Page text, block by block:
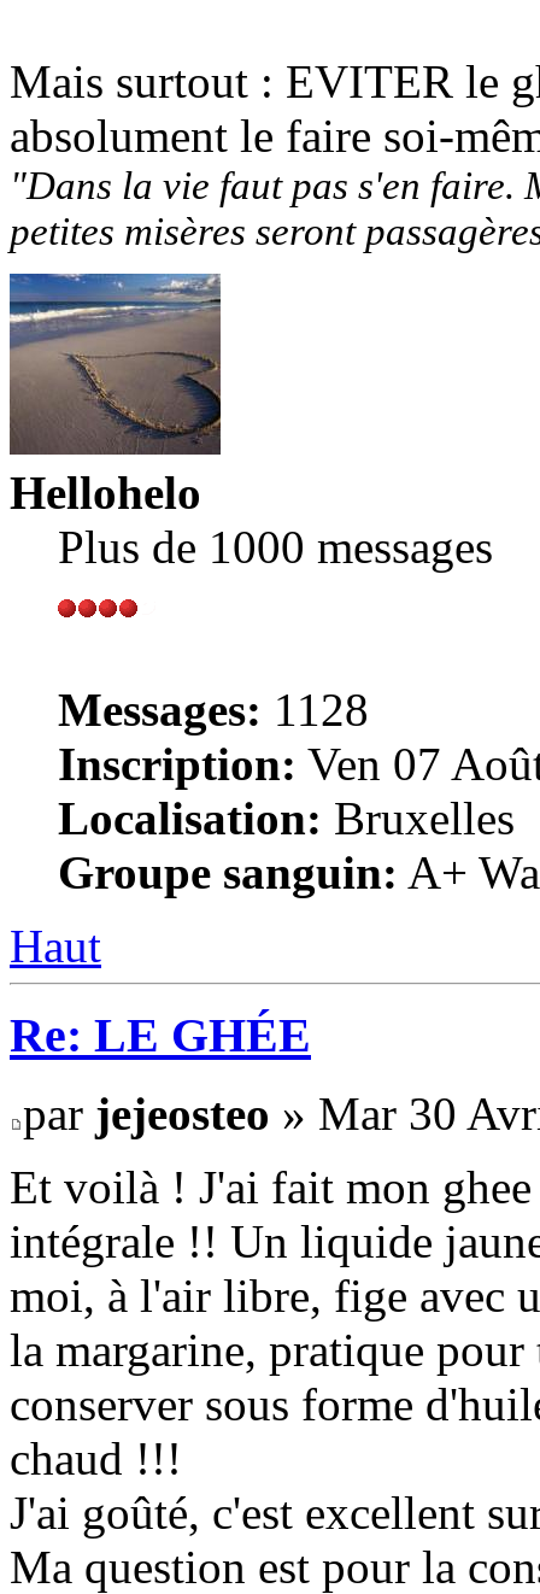
Mais surtout : EVITER le
absolument le faire soi-
"Dans la vie faut pas s'en faire.
petites misères seront
Hellohelo
Plus de 1000 messages
Messages: 1128
Inscription: Ven 07
Localisation: Bruxelles
Groupe sanguin: A+
Haut
Re: LE GHÉE
par jejeosteo » Mar 30
Et voilà ! J'ai fait mon
intégrale !! Un liquide
moi, à l'air libre, fige avec
la margarine, pratique
conserver sous forme
chaud !!!
J'ai goûté, c'est excellent
Ma question est pour la